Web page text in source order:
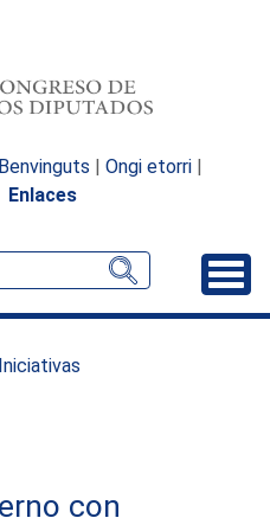
Benvinguts | Ongi etorri |
Enlaces
Iniciativas
con